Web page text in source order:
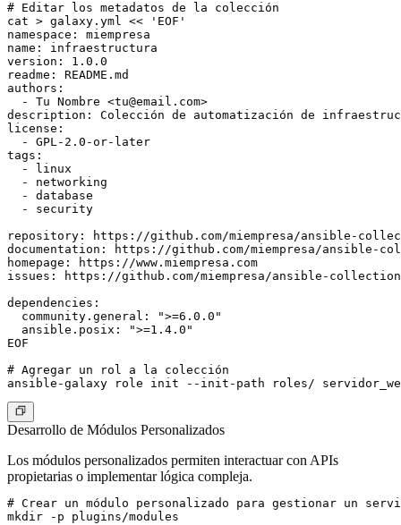
# Editar los metadatos de la colección
cat > galaxy.yml << 'EOF'
namespace: miempresa
name: infraestructura
version: 1.0.0
readme: README.md
authors:
  - Tu Nombre <
tu@email.com>
description: Colección de automatización de
license:
  - GPL-2.0-or-later
tags:
  - linux
  - networking
  - database
  - security
repository: https://github.com/miempresa/ansible-
documentation: https://github.com/miempresa/
homepage: https://www.miempresa.com
issues: https://github.com/miempresa/ansible-
dependencies:
  community.general: ">=6.0.0"
  ansible.posix: ">=1.4.0"
EOF
# Agregar un rol a la colección
Desarrollo de Módulos Personalizados
Los módulos personalizados permiten interactuar con APIs
propietarias o implementar lógica compleja.
# Crear un módulo personalizado para gestionar un
mkdir -p plugins/modules